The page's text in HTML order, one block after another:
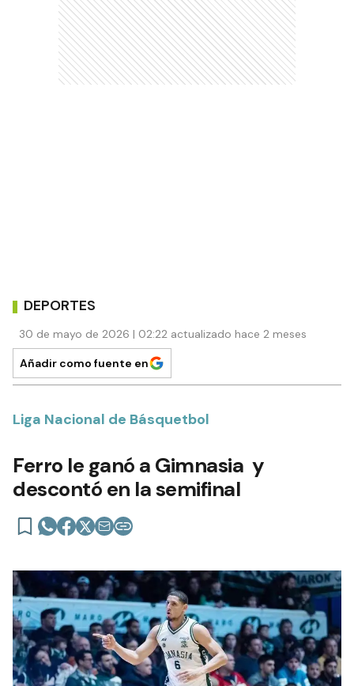
DEPORTES
30 de mayo de 2026 | 02:22 actualizado hace 2 meses
Añadir como fuente en
Liga Nacional de Básquetbol
Ferro le ganó a Gimnasia y
descontó en la semifinal